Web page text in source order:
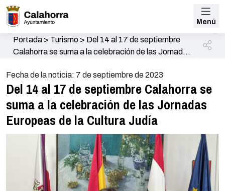
Menú
Portada> Turismo> Del 14 al 17 de septiembre
Calahorra se suma a la celebración de las Jornadas
Fecha de la noticia: 7 de septiembre de 2023
Del 14 al 17 de septiembre Calahorra se
suma a la celebración de las Jornadas
Europeas de la Cultura Judía